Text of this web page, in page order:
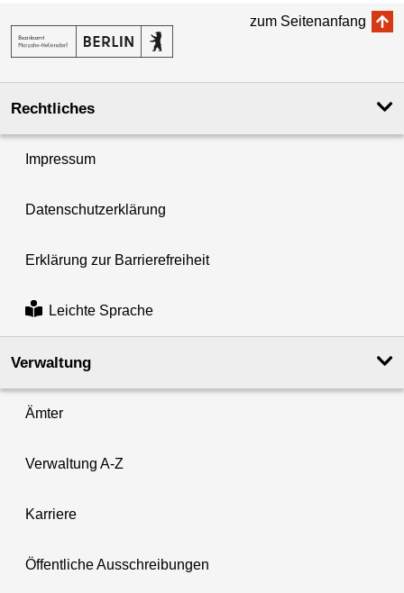
zum Seitenanfang
Rechtliches
Impressum
Datenschutzerklärung
Erklärung zur Barrierefreiheit
Leichte Sprache
Verwaltung
Ämter
Verwaltung A-Z
Karriere
Öffentliche Ausschreibungen